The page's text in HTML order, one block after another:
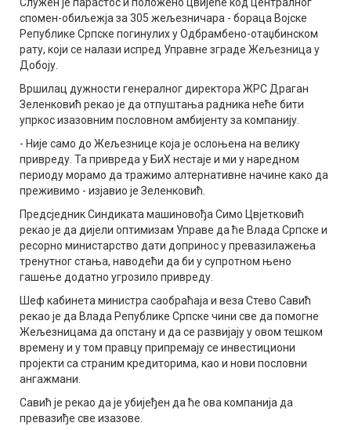
спомен-обиљежја за 305 жељезничара - бораца Војске
Републике Српске погинулих у Одбрамбено-отаџбинском
рату, који се налази испред Управне зграде Жељезница у
Добоју.
Вршилац дужности генералног директора ЖРС Драган
Зеленковић рекао је да отпуштања радника неће бити
упркос изазовним пословном амбијенту за компанију.
- Није само до Жељезнице која је ослоњена на велику
привреду. Та привреда у БиХ нестаје и ми у наредном
периоду морамо да тражимо алтернативне начине како да
преживимо - изјавио је Зеленковић.
Предсједник Синдиката машиновођа Симо Цвјетковић
рекао је да дијели оптимизам Управе да ће Влада Српске и
ресорно министарство дати допринос у превазилажења
тренутног стања, наводећи да би у супротном њено
гашење додатно угрозило привреду.
Шеф кабинета министра саобраћаја и веза Стево Савић
рекао је да Влада Републике Српске чини све да помогне
Жељезницама да опстану и да се развијају у овом тешком
времену и у том правцу припремају се инвестициони
пројекти са страним кредиторима, као и нови пословни
ангажмани.
Савић је рекао да је убијеђен да ће ова компанија да
превазиђе све изазове.